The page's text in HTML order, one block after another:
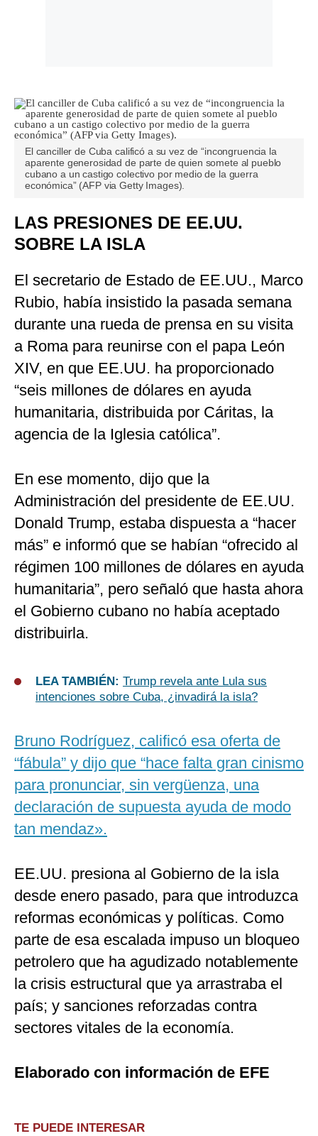
El canciller de Cuba calificó a su vez de “incongruencia la
aparente generosidad de parte de quien somete al pueblo
cubano a un castigo colectivo por medio de la guerra
económica” (AFP via Getty Images).
LAS PRESIONES DE EE.UU.
SOBRE LA ISLA
El secretario de Estado de EE.UU., Marco
Rubio, había insistido la pasada semana
durante una rueda de prensa en su visita
a Roma para reunirse con el papa León
XIV, en que EE.UU. ha proporcionado
“seis millones de dólares en ayuda
humanitaria, distribuida por Cáritas, la
agencia de la Iglesia católica”.
En ese momento, dijo que la
Administración del presidente de EE.UU.
Donald Trump, estaba dispuesta a “hacer
más” e informó que se habían “ofrecido al
régimen 100 millones de dólares en ayuda
humanitaria”, pero señaló que hasta ahora
el Gobierno cubano no había aceptado
distribuirla.
LEA TAMBIÉN: Trump revela ante Lula sus
intenciones sobre Cuba, ¿invadirá la isla?
Bruno Rodríguez, calificó esa oferta de
“fábula” y dijo que “hace falta gran cinismo
para pronunciar, sin vergüenza, una
declaración de supuesta ayuda de modo
tan mendaz».
EE.UU. presiona al Gobierno de la isla
desde enero pasado, para que introduzca
reformas económicas y políticas. Como
parte de esa escalada impuso un bloqueo
petrolero que ha agudizado notablemente
la crisis estructural que ya arrastraba el
país; y sanciones reforzadas contra
sectores vitales de la economía.
Elaborado con información de EFE
TE PUEDE INTERESAR